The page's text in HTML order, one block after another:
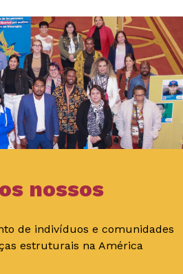
nossos
de indivíduos e comunidades
estruturais na América